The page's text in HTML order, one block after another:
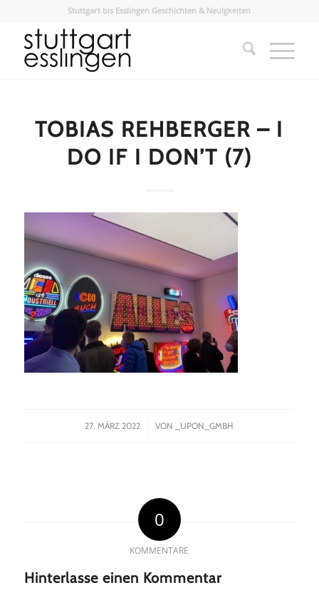
Stuttgart bis Esslingen Geschichten & Neuigkeiten
TOBIAS REHBERGER – I
DO IF I DONʼT (7)
27. MÄRZ 2022
/ VON _UPON_GMBH
0
KOMMENTARE
Hinterlasse einen Kommentar